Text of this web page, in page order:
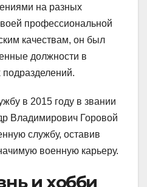
на разных
профессиональной
качествам, он был
должности в
в 2015 году в звании
Владимирович Горовой
службу, оставив
военную карьеру.
и хобби